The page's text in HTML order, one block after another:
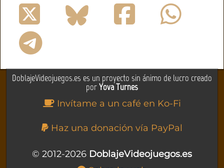
DoblajeVideojuegos.es es un proyecto sin ánimo de lucro creado
porYova Turnes
Invítame a un café en Ko-Fi
Haz una donación vía PayPal
© 2012-2026 DoblajeVideojuegos.es